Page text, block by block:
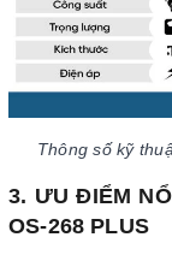
Thông số kỹ
3. ƯU ĐIỂM
OS-268 PLUS